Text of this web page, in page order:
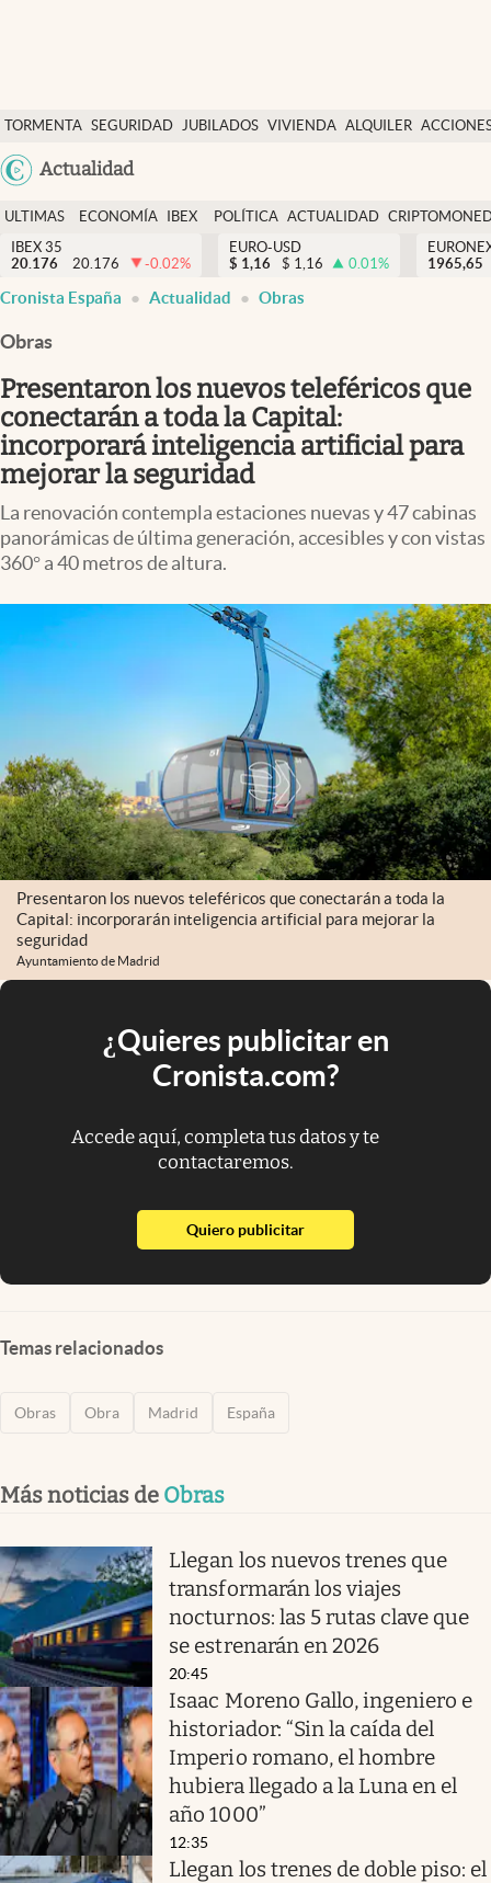
TORMENTA SEGURIDAD JUBILADOS VIVIENDA ALQUILER
USA
Actualidad
Economía y finanzas
Política
Actualidad
Criptomonedas
España
ULTIMAS
NOTICIAS
ECONOMÍA
FINANZAS
IBEX
EURO
POLÍTICA ACTUALIDAD
IBEX 35
20.176
20.176 -0.02%
EURO-USD
$ 1,16 $ 1,16 0.01%
1965,65
Cronista España Actualidad Obras
Obras
Presentaron los nuevos teleféricos que
conectarán a toda la Capital:
incorporará inteligencia artificial para
mejorar la seguridad
La renovación contempla estaciones nuevas y 47 cabinas
panorámicas de última generación, accesibles y con vistas
360° a 40 metros de altura.
Presentaron los nuevos teleféricos que conectarán a toda la
Capital: incorporarán inteligencia artificial para mejorar la
seguridad
Ayuntamiento de Madrid
¿Quieres publicitar en
Cronista.com?
Accede aquí, completa tus datos y te
contactaremos.
Quiero publicitarabre en nueva pestaña
Temas relacionados
Obras Obra Madrid España
Más noticias de Obras
Llegan los nuevos trenes que
transformarán los viajes
nocturnos: las 5 rutas clave que
se estrenarán en 2026
20:45
Isaac Moreno Gallo, ingeniero e
historiador: “Sin la caída del
Imperio romano, el hombre
hubiera llegado a la Luna en el
año 1000”
12:35
Llegan los trenes de doble piso: el